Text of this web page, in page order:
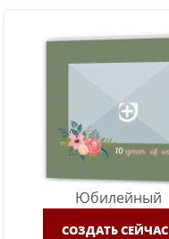
Юбилейный
СОЗДАТЬ СЕЙЧАС